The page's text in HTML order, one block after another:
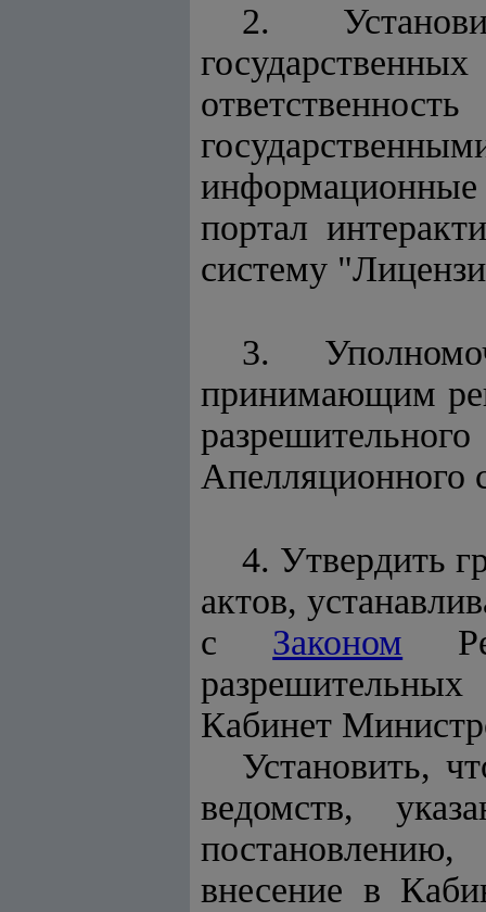
2.
информационные
портал
систему
3.
принимающим
Апелляционного
4. Утвердить
актов,
с Законом
Кабинет
Установить,
ведомств,
постановлению,
внесение в